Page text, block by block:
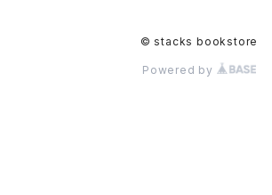
© stacks bookstore
Powered by